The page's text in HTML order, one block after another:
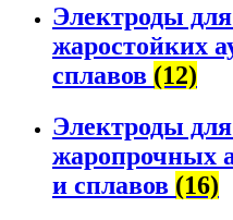
Электроды
жаростойких
сплавов (12)
Электроды
жаропрочных
и сплавов (16)